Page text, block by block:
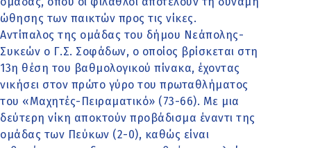
ώθησης των παικτών προς τις νίκες.
Αντίπαλος της ομάδας του δήμου Νεάπολης-
Συκεών ο Γ.Σ. Σοφάδων, ο οποίος βρίσκεται στη
13η θέση του βαθμολογικού πίνακα, έχοντας
νικήσει στον πρώτο γύρο του πρωταθλήματος
του «Μαχητές-Πειραματικό» (73-66). Με μια
δεύτερη νίκη αποκτούν προβάδισμα έναντι της
ομάδας των Πεύκων (2-0), καθώς είναι